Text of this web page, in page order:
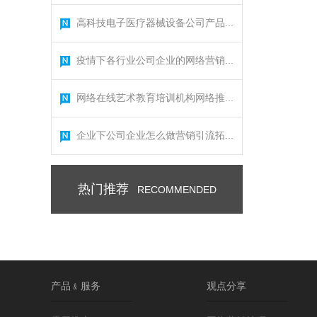
高科技电子医疗器械设备公司产品...
疫情下各行业公司企业的网络营销...
网络在线艺术教育培训机构网络推...
企业下公司企业怎么做营销引流拓...
热门推荐 RECOMMENDED
产品﹠服务 观点分享